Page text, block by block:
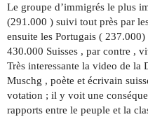
Le groupe d’immigrés le plus
(291.000 ) suivi tout près par
ensuite les Portugais (
430.000 Suisses , par contre ,
Très interessante la video de la
Muschg , poète et écrivain
votation ; il y voit une
rapports entre le peuple et la